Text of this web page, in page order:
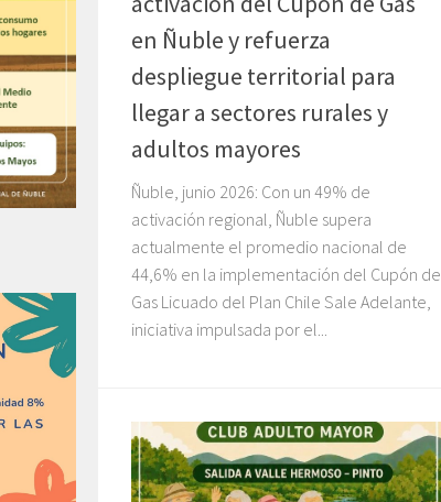
en Ñuble y refuerza
despliegue territorial para
llegar a sectores rurales y
adultos mayores
Ñuble, junio 2026: Con un 49% de
activación regional, Ñuble supera
actualmente el promedio nacional de
44,6% en la implementación del Cupón de
Gas Licuado del Plan Chile Sale Adelante,
iniciativa impulsada por el...